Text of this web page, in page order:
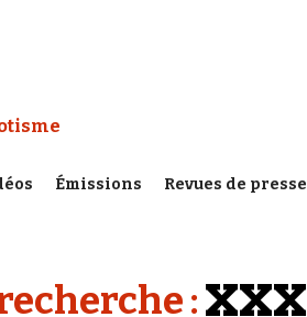
Watch :
Émissions Revues de presse
:XXX